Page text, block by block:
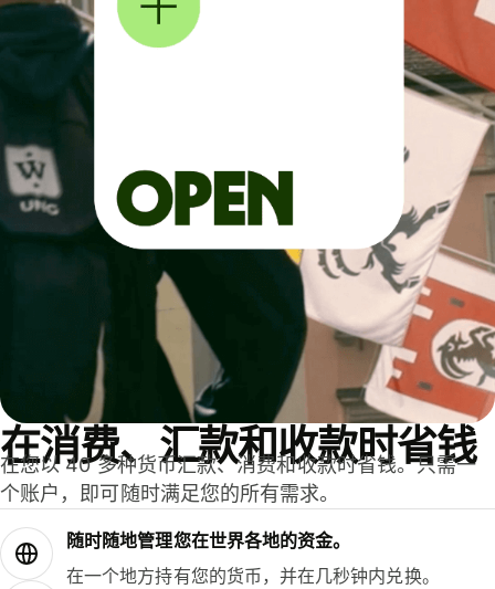
在消费、汇款和收款时省钱
在您以 40 多种货币汇款、消费和收款时省钱。只需一
个账户，即可随时满足您的所有需求。
随时随地管理您在世界各地的资金。
在一个地方持有您的货币，并在几秒钟内兑换。